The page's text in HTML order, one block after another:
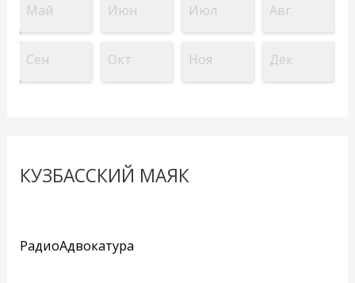
Май Июн Июл Авг
Сен Окт Ноя Дек
КУЗБАССКИЙ МАЯК
РадиоАдвокатура